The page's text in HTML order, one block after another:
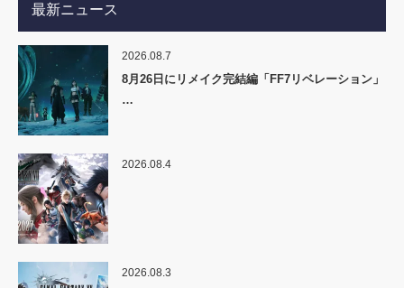
最新ニュース
2026.08.7
8月26日にリメイク完結編「FF7リベレーション」
…
2026.08.4
2026.08.3